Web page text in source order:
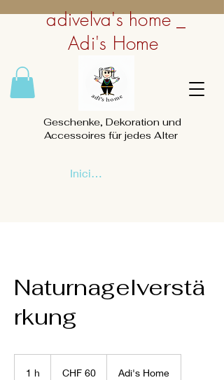
adivelva's home _
Adi's Home
Geschenke, Dekoration und
Accessoires für jedes Alter
Iniciar sesión
Naturnagelverstä
rkung
1 h
Franken
CHF 60 Adi's Home